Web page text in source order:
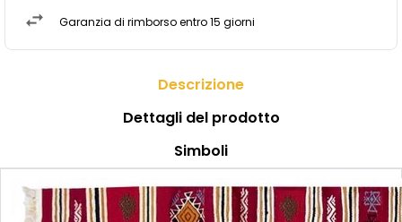
Garanzia di rimborso entro 15 giorni
Descrizione
Dettagli del prodotto
Simboli